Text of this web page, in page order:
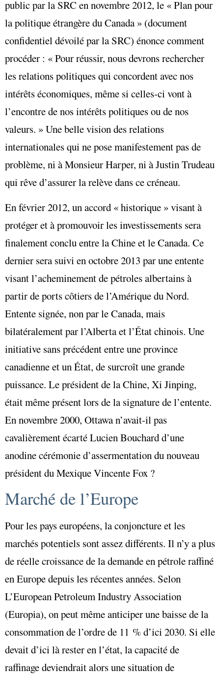
public par la SRC en novembre 2012, le « Plan pour
la politique étrangère du Canada » (document
confidentiel dévoilé par la SRC) énonce comment
procéder : « Pour réussir, nous devrons rechercher
les relations politiques qui concordent avec nos
intérêts économiques, même si celles-ci vont à
l’encontre de nos intérêts politiques ou de nos
valeurs. » Une belle vision des relations
internationales qui ne pose manifestement pas de
problème, ni à Monsieur Harper, ni à Justin Trudeau
qui rêve d’assurer la relève dans ce créneau.
En février 2012, un accord « historique » visant à
protéger et à promouvoir les investissements sera
finalement conclu entre la Chine et le Canada. Ce
dernier sera suivi en octobre 2013 par une entente
visant l’acheminement de pétroles albertains à
partir de ports côtiers de l’Amérique du Nord.
Entente signée, non par le Canada, mais
bilatéralement par l’Alberta et l’État chinois. Une
initiative sans précédent entre une province
canadienne et un État, de surcroît une grande
puissance. Le président de la Chine, Xi Jinping,
était même présent lors de la signature de l’entente.
En novembre 2000, Ottawa n’avait-il pas
cavalièrement écarté Lucien Bouchard d’une
anodine cérémonie d’assermentation du nouveau
président du Mexique Vincente Fox ?
Marché de l’Europe
Pour les pays européens, la conjoncture et les
marchés potentiels sont assez différents. Il n’y a plus
de réelle croissance de la demande en pétrole raffiné
en Europe depuis les récentes années. Selon
L’European Petroleum Industry Association
(Europia), on peut même anticiper une baisse de la
consommation de l’ordre de 11 % d’ici 2030. Si elle
devait d’ici là rester en l’état, la capacité de
raffinage deviendrait alors une situation de